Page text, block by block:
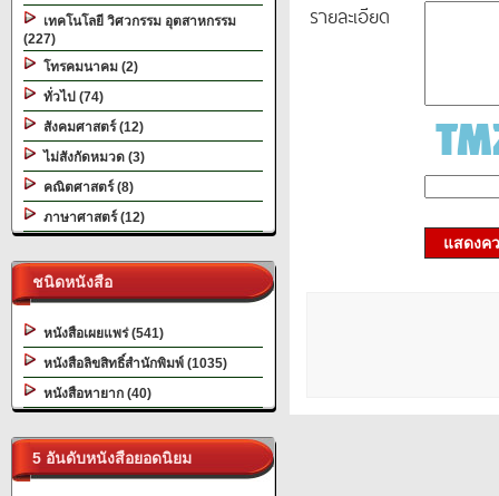
เทคโนโลยี วิศวกรรม อุตสาหกรรม
(227)
โทรคมนาคม (2)
ทั่วไป (74)
สังคมศาสตร์ (12)
ไม่สังกัดหมวด (3)
คณิตศาสตร์ (8)
ภาษาศาสตร์ (12)
ชนิดหนังสือ
หนังสือเผยแพร่ (541)
หนังสือลิขสิทธิ์สำนักพิมพ์ (1035)
หนังสือหายาก (40)
5 อันดับหนังสือยอดนิยม
รายละเอียด
แสดงค